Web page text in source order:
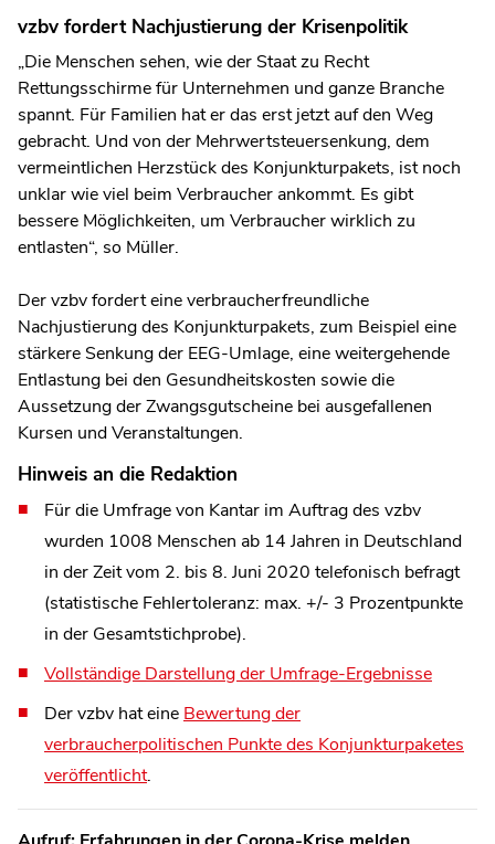
vzbv fordert Nachjustierung der Krisenpolitik
„Die Menschen sehen, wie der Staat zu Recht
Rettungsschirme für Unternehmen und ganze Branche
spannt. Für Familien hat er das erst jetzt auf den Weg
gebracht. Und von der Mehrwertsteuersenkung, dem
vermeintlichen Herzstück des Konjunkturpakets, ist noch
unklar wie viel beim Verbraucher ankommt. Es gibt
bessere Möglichkeiten, um Verbraucher wirklich zu
entlasten“, so Müller.
Der vzbv fordert eine verbraucherfreundliche
Nachjustierung des Konjunkturpakets, zum Beispiel eine
stärkere Senkung der EEG-Umlage, eine weitergehende
Entlastung bei den Gesundheitskosten sowie die
Aussetzung der Zwangsgutscheine bei ausgefallenen
Kursen und Veranstaltungen.
Hinweis an die Redaktion
Für die Umfrage von Kantar im Auftrag des vzbv
wurden 1008 Menschen ab 14 Jahren in Deutschland
in der Zeit vom 2. bis 8. Juni 2020 telefonisch befragt
(statistische Fehlertoleranz: max. +/- 3 Prozentpunkte
in der Gesamtstichprobe).
Vollständige Darstellung der Umfrage-Ergebnisse
Der vzbv hat eine Bewertung der
verbraucherpolitischen Punkte des Konjunkturpaketes
veröffentlicht.